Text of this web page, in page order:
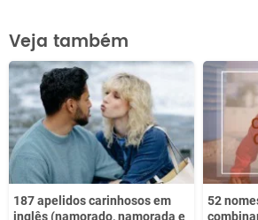
Este conteúdo contém informação
Este conteúdo não tem a informação
Outro
Veja também
187 apelidos carinhosos em
inglês (namorado, namorada e
52